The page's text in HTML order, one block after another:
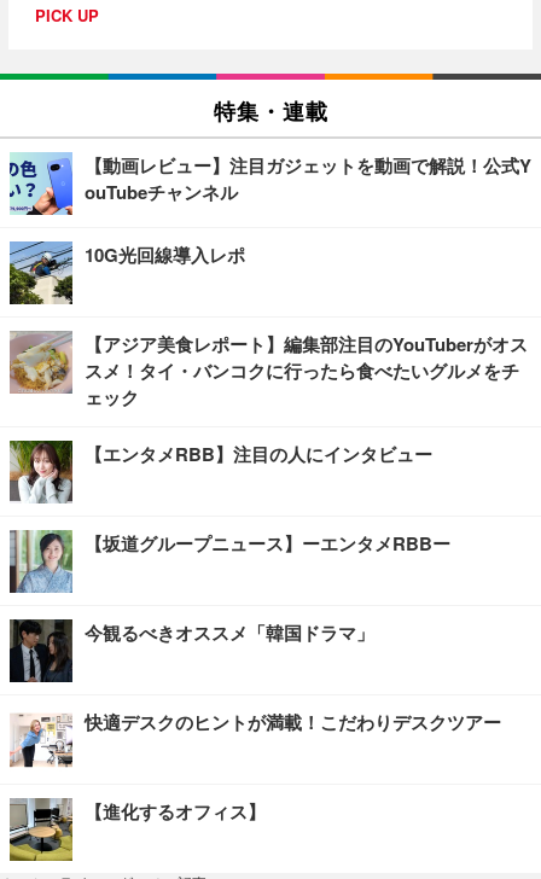
PICK UP
特集・連載
【動画レビュー】注目ガジェットを動画で解説！公式Y
ouTubeチャンネル
10G光回線導入レポ
【アジア美食レポート】編集部注目のYouTuberがオス
スメ！タイ・バンコクに行ったら食べたいグルメをチ
ェック
【エンタメRBB】注目の人にインタビュー
【坂道グループニュース】ーエンタメRBBー
今観るべきオススメ「韓国ドラマ」
快適デスクのヒントが満載！こだわりデスクツアー
【進化するオフィス】